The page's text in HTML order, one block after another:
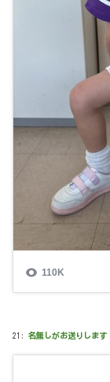
21: 名無しがお送りします